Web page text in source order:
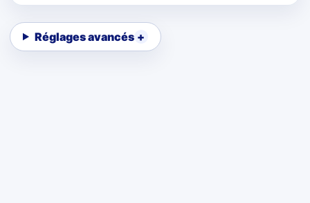
Réglages avancés